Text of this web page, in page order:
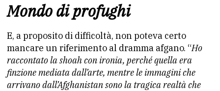
Mondo di profughi
E, a proposito di difficoltà, non poteva certo
mancare un riferimento al dramma afgano. “Ho
raccontato la shoah con ironia, perché quella era
finzione mediata dall’arte, mentre le immagini che
arrivano dall’Afghanistan sono la tragica realtà che